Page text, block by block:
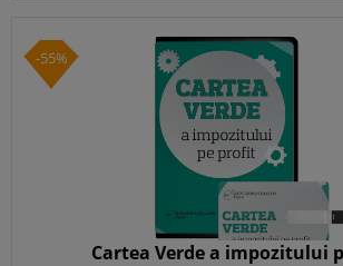
-55%
Cartea Verde a impozitului